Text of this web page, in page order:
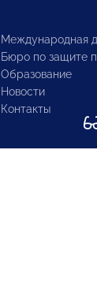
Международная
Бюро по защите
Образование
Новости
Контакты